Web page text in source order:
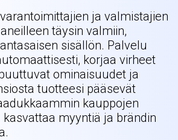
ja valmistajien
täysin valmiin,
sisällön. Palvelu
korjaa virheet
ominaisuudet ja
tuotteesi pääsevät
kauppojen
myyntiä ja brändin